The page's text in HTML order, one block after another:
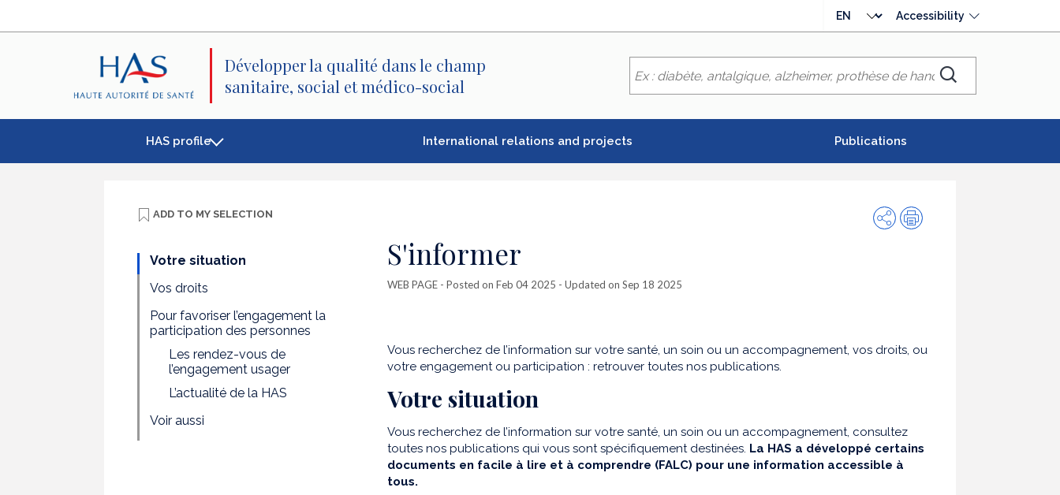
language
Accessibility
Développer la qualité dans le champ
sanitaire, social et médico-social
Chercher
HAS profile International relations and projects Publications
ADD TO MY SELECTION
Votre situation
Vos droits
Pour favoriser l’engagement la
participation des personnes
Les rendez-vous de
l’engagement usager
L’actualité de la HAS
Voir aussi
SharePrint
S'informer
WEB PAGE - Posted on Feb 04 2025 - Updated on Sep 18 2025
Vous recherchez de l’information sur votre santé, un soin ou un accompagnement, vos droits, ou
votre engagement ou participation : retrouver toutes nos publications.
Votre situation
Vous recherchez de l’information sur votre santé, un soin ou un accompagnement, consultez
toutes nos publications qui vous sont spécifiquement destinées. La HAS a développé certains
documents en facile à lire et à comprendre (FALC) pour une information accessible à
tous.